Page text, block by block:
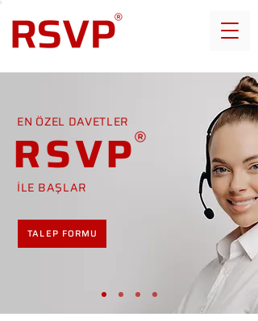
EN ÖZEL DAVETLER
RSVP
İLE BAŞLAR
TALEP FORMU